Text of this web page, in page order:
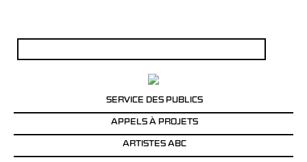
SERVICE DES PUBLICS
APPELS À PROJETS
ARTISTES ABC